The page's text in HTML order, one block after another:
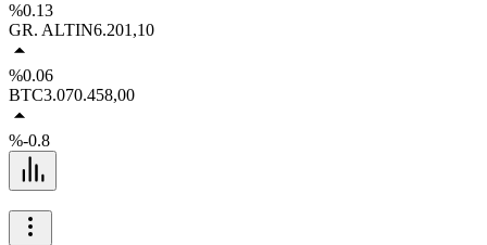
%0.13
GR. ALTIN6.201,10
%0.06
BTC3.070.458,00
%-0.8